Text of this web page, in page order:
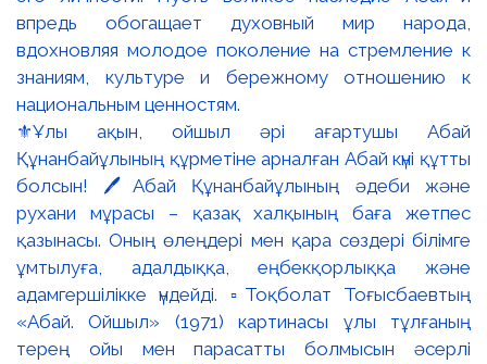
⚜️Ұлы ақын, ойшыл әрі ағартушы Абай
Құнанбайұлының құрметіне арналған Абай күні құтты
болсын! 🖊️Абай Құнанбайұлының әдеби және
рухани мұрасы – қазақ халқының баға жетпес
қазынасы. Оның өлеңдері мен қара сөздері білімге
ұмтылуға, адалдыққа, еңбекқорлыққа және
адамгершілікке үндейді. ▫️Тоқболат Тоғысбаевтың
«Абай. Ойшыл» (1971) картинасы ұлы тұлғаның
терең ойы мен парасатты болмысын әсерлі